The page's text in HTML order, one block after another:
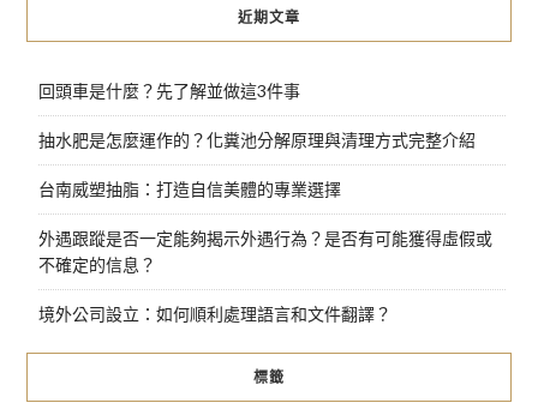
近期文章
回頭車是什麼？先了解並做這3件事
抽水肥是怎麼運作的？化糞池分解原理與清理方式完整介紹
台南威塑抽脂：打造自信美體的專業選擇
外遇跟蹤是否一定能夠揭示外遇行為？是否有可能獲得虛假或
不確定的信息？
境外公司設立：如何順利處理語言和文件翻譯？
標籤